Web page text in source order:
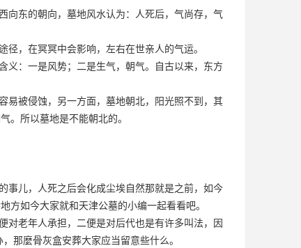
向东的朝向，墓地风水认为：人死后，气尚存，气
，在冥冥中会影响，左右在世亲人的气运。
义：一是风势；二是生气，朝气。自古以来，东方
易被侵蚀，另一方面，墓地朝北，阳光照不到，其
。所以墓地是不能朝北的。
事儿，人死之后会化成尘埃自然那就是之前，如今
方如今大家就和天津公墓的小编一起看看吧。
对老年人承担，二便是对后代也是有许多叫法，因
那麼骨灰盒安葬大家应当留意些什么。